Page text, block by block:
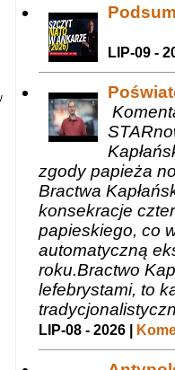
LIP-09 -
zgody papieża
Bractwa
konsekracje
papieskiego, co
automatyczną
roku.Bractwo
lefebrystami, to
LIP-08 - 2026 |